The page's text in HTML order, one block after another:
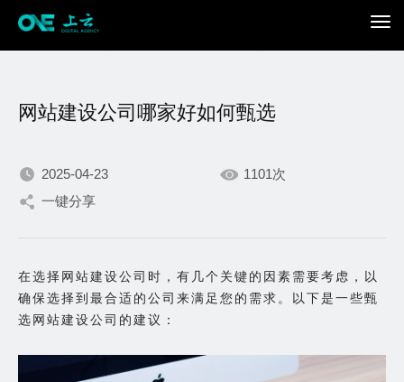
只为在数字世界打造更加
出色的你。
网站建设公司哪家好如何甄选
2025-04-23
1101次
一键分享
在选择网站建设公司时，有几个关键的因素需要考虑，以
确保选择到最合适的公司来满足您的需求。以下是一些甄
选网站建设公司的建议：